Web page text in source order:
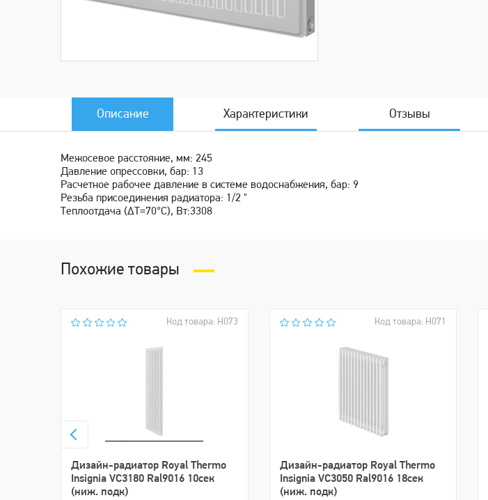
Описание Характеристики Отзывы
Межосевое расстояние, мм: 245
Давление опрессовки, бар: 13
Расчетное рабочее давление в системе водоснабжения, бар: 9
Резьба присоединения радиатора: 1/2 "
Теплоотдача (ΔT=70°C), Вт:3308
Похожие товары
Код товара: Н073
Дизайн-радиатор Royal Thermo
Insignia VC3180 Ral9016 10сек
(ниж. подк)
Код товара: Н071
Дизайн-радиатор Royal Thermo
Insignia VC3050 Ral9016 18сек
(ниж. подк)